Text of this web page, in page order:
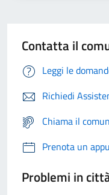
Contatta il
Leggi le
Richiedi
Chiama il
Prenota un
Problemi in